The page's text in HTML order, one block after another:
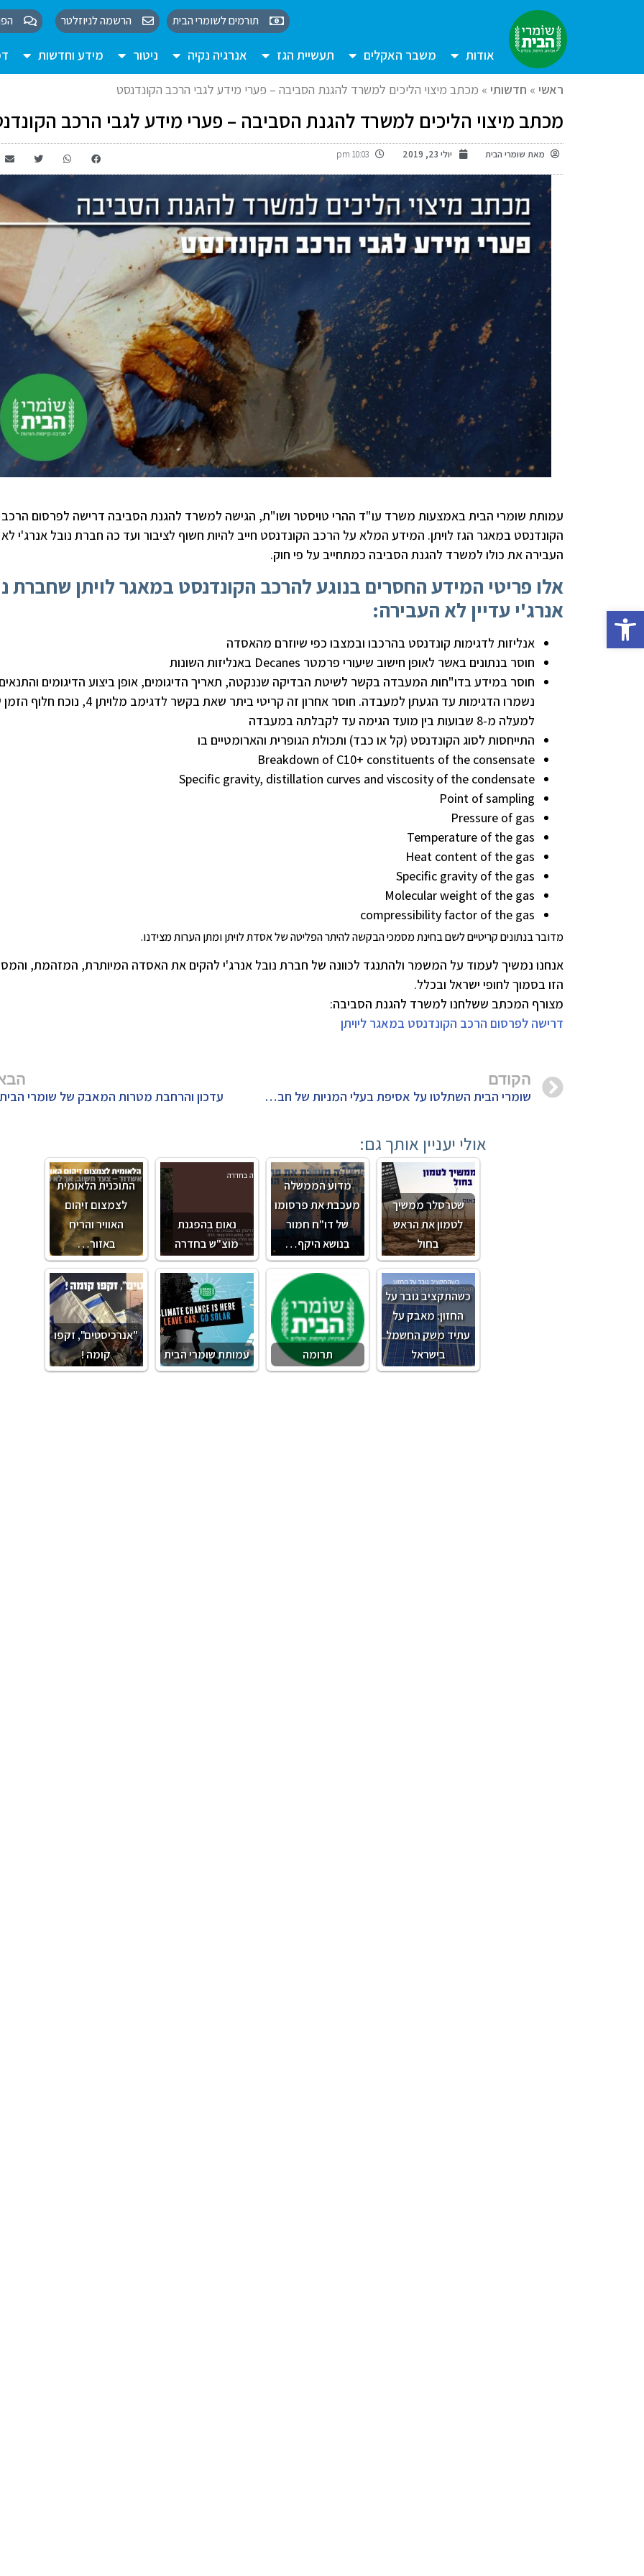
פתח סרגל נגישות
תורמים לשומרי הבית הרשמה לניוזלטר
אודות משבר האקלים תעשיית הגז אנרגיה נקיה ניטור מידע וחדשות
ראשי » חדשותי » מכתב מיצוי הליכים למשרד להגנת הסביבה – פערי מידע לגבי הרכב הקונדנסט
מכתב מיצוי הליכים למשרד להגנת הסביבה – פערי מידע לגבי הרכב
מאת שומרי הבית יולי 23, 2019 10:03 pm
עמותת שומרי הבית באמצעות משרד עו"ד ההרי טויסטר ושו"ת, הגישה למשרד להגנת הסביבה דרישה לפרסום הרכב
הקונדנסט במאגר הגז לויתן. המידע המלא על הרכב הקונדנסט חייב להיות חשוף לציבור ועד כה חברת נובל אנרג'י לא
העבירה את כולו למשרד להגנת הסביבה כמתחייב על פי חוק.
אלו פריטי המידע החסרים בנוגע להרכב הקונדנסט במאגר לויתן שחברת
אנרג'י עדיין לא העבירה:
אנליזות לדגימות קונדנסט בהרכבו ובמצבו כפי שיוזרם מהאסדה
חוסר בנתונים באשר לאופן חישוב שיעורי פרמטר Decanes באנליזות השונות
חוסר במידע בדו"חות המעבדה בקשר לשיטת הבדיקה שננקטה, תאריך הדיגומים, אופן ביצוע הדיגומים
נשמרו הדגימות עד הגעתן למעבדה. חוסר אחרון זה קריטי ביתר שאת בקשר לדגימב מלויתן 4,
למעלה מ-8 שבועות בין מועד הגימה עד לקבלתה במעבדה
התייחסות לסוג הקונדנסט (קל או כבד) ותכולת הגופרית והארומטיים בו
Breakdown of C10+ constituents of the consensate
Specific gravity, distillation curves and viscosity of the condensate
Point of sampling
Pressure of gas
Temperature of the gas
Heat content of the gas
Specific gravity of the gas
Molecular weight of the gas
compressibility factor of the gas
מדובר בנתונים קריטיים לשם בחינת מסמכי הבקשה להיתר הפליטה של אסדת לויתן ומתן הערות מצידנו.
אנחנו נמשיך לעמוד על המשמר ולהתנגד לכוונה של חברת נובל אנרג'י להקים את האסדה המיותרת, המזהמת,
הזו בסמוך לחופי ישראל ובכלל.
מצורף המכתב ששלחנו למשרד להגנת הסביבה:
דרישה לפרסום הרכב הקונדנסט במאגר ליויתן
הקודם
שומרי הבית השתלטו על אסיפת בעלי המניות של חברת החשמל עדכון והרחבת מטרות המאבק של שומרי הבית
אולי יעניין אותך גם:
התוכנית הלאומית
לצמצום זיהום
האוויר והריח
באזור…
נאום בהפגנת
מוצ"ש בחדרה
מדוע הממשלה
מעכבת את פרסומו
של דו"ח חמור
בנושא היקף…
שטרסלר ממשיך
לטמון את הראש
בחול
"אנרכיסטים", זקפו
קומה !
עמותת שומרי הבית תרומה
כשהתקציב גובר על
החזון: מאבק על
עתיד משק החשמל
בישראל